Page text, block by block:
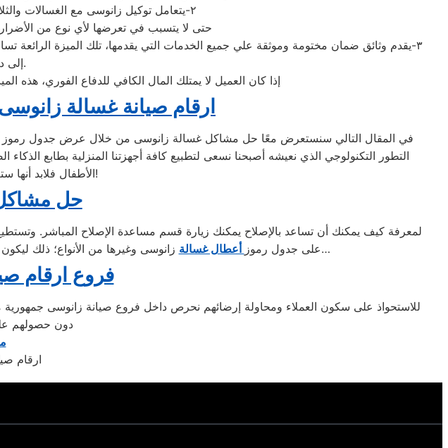
٢-يتعامل توكيل زانوسى مع الغسالات والثلاجات وغيرها الكثير من الأجهزة الكهربائية بحرص شديد
حتى لا يتسبب في تعرضها لأي نوع من
٣-يقدم وثائق ضمان مختومة وموثقة علي جميع الخدمات التي يقدمها، تلك الميزة
إلى دفع تكلفة الخدمة.
إذا كان العميل لا يمتلك المال الكافي للدفاع الفوري، هذه
ارقام صيانة غسالة
في المقال التالي سنستعرض معًا حل مشاكل غسالة زانوسى من خلال عرض جدول رموز
التطور التكنولوجي الذي نعيشه أصبحنا نسعى لتطبيع كافة أجهزتنا المنزلية بطابع
الأطفال فلابد أنها ستعمل 24 ساعة باليوم دون توقف!
حل
لمعرفة كيف يمكنك أن تساعد بالإصلاح يمكنك زيارة قسم مساعدة الإصلاح المباشر.
على جدول رموز أعطال غسالة زانوسى وغيرها من الأنواع؛ ذلك ليكون لديك بعض المعلومات التي ستفيدك عند حدوث عطل و حل مشاكل غسالة زانوسى…
فروع ارقام
للاستحواذ على سكون العملاء ومحاولة إرضائهم نحرص داخل فروع صيانة زانوسى جمهورية
دون حصولهم
ارقام